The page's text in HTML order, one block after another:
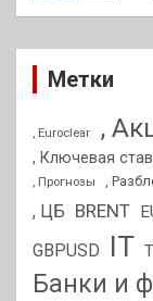
Метки
, Euroclear ,
, Ключевая
, Прогнозы ,
, ЦБ BRENT
GBPUSD IT
Банки и